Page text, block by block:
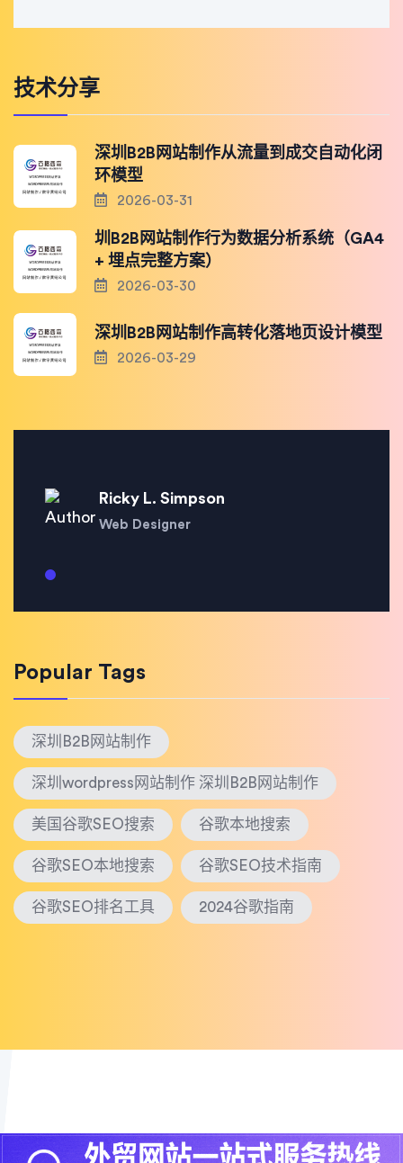
技术分享
深圳B2B网站制作从流量到成交自动化闭
环模型
2026-03-31
圳B2B网站制作行为数据分析系统（GA4
+ 埋点完整方案）
2026-03-30
深圳B2B网站制作高转化落地页设计模型
2026-03-29
Ricky L. Simpson
Web Designer
Popular Tags
深圳B2B网站制作
深圳wordpress网站制作 深圳B2B网站制作
美国谷歌SEO搜索 谷歌本地搜索
谷歌SEO本地搜索 谷歌SEO技术指南
谷歌SEO排名工具 2024谷歌指南